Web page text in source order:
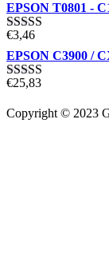
EPSON T0801 -
Avaliação
5.00de 5
€3,46
EPSON C3900 /
Avaliação
€25,83
Copyright © 2023